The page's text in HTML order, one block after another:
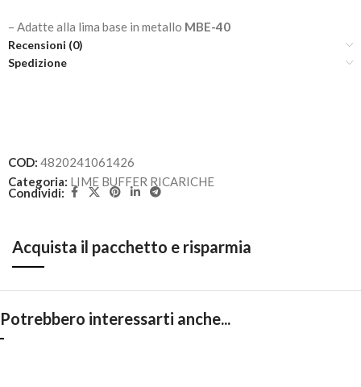
– Adatte alla lima base in metallo MBE-40
Recensioni (0)
Spedizione
COD: 4820241061426
Categoria: LIME BUFFER RICARICHE
Condividi:
Acquista il pacchetto e risparmia
Potrebbero interessarti anche...